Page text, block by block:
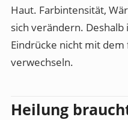
Haut. Farbintensität,
sich verändern.
Eindrücke nicht mit dem
verwechseln.
Heilung